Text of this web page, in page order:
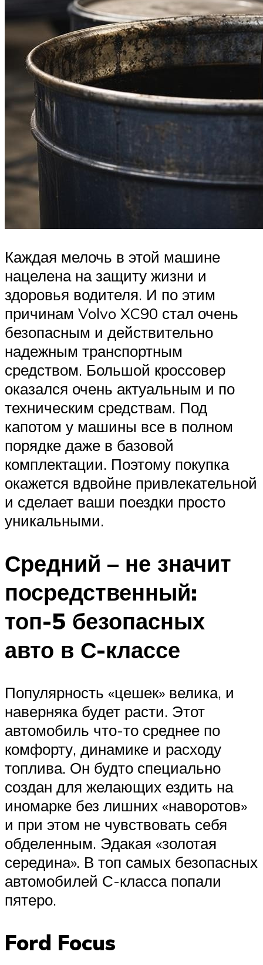
Каждая мелочь в этой машине
нацелена на защиту жизни и
здоровья водителя. И по этим
причинам Volvo XC90 стал очень
безопасным и действительно
надежным транспортным
средством. Большой кроссовер
оказался очень актуальным и по
техническим средствам. Под
капотом у машины все в полном
порядке даже в базовой
комплектации. Поэтому покупка
окажется вдвойне привлекательной
и сделает ваши поездки просто
уникальными.
Средний – не значит
посредственный:
топ-5 безопасных
авто в С-классе
Популярность «цешек» велика, и
наверняка будет расти. Этот
автомобиль что-то среднее по
комфорту, динамике и расходу
топлива. Он будто специально
создан для желающих ездить на
иномарке без лишних «наворотов»
и при этом не чувствовать себя
обделенным. Эдакая «золотая
середина». В топ самых безопасных
автомобилей С-класса попали
пятеро.
Ford Focus